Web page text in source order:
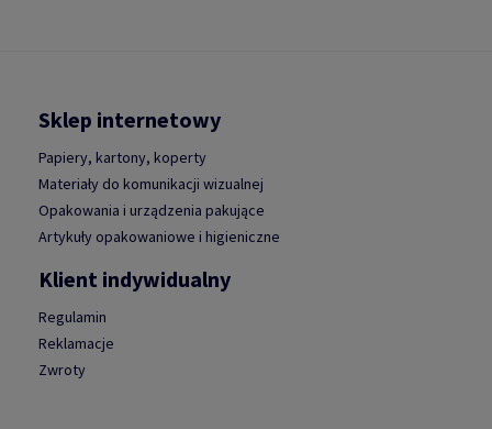
Sklep internetowy
Papiery, kartony, koperty
Materiały do komunikacji wizualnej
Opakowania i urządzenia pakujące
Artykuły opakowaniowe i higieniczne
Klient indywidualny
Regulamin
Reklamacje
Zwroty